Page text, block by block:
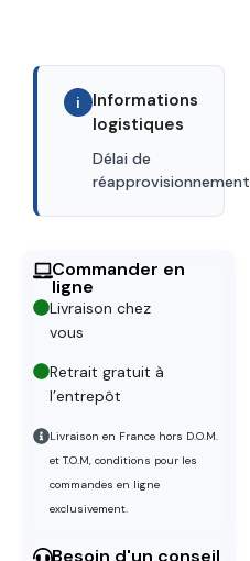
i
Informations
logistiques
Délai de
réapprovisionnement
Commander en
ligne
Livraison chez
vous
Retrait gratuit à
l’entrepôt
Livraison en France hors D.O.M.
et T.O.M, conditions pour les
commandes en ligne
exclusivement.
Besoin d'un conseil